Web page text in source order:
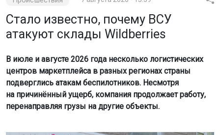
Стало известно, почему ВСУ
атакуют склады Wildberries
В июле и августе 2026 года несколько логистических
центров маркетплейса в разных регионах страны
подверглись атакам беспилотников. Несмотря
на причинённый ущерб, компания продолжает работу,
перенаправляя грузы на другие объекты.